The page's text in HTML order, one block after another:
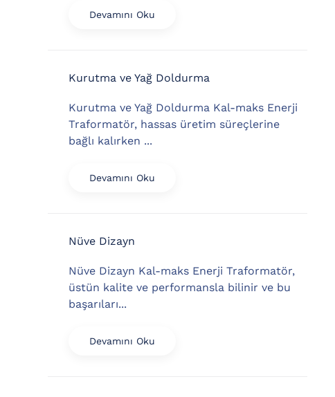
Devamını Oku
Kurutma ve Yağ Doldurma
Kurutma ve Yağ Doldurma Kal-maks Enerji
Traformatör, hassas üretim süreçlerine
bağlı kalırken ...
Devamını Oku
Nüve Dizayn
Nüve Dizayn Kal-maks Enerji Traformatör,
üstün kalite ve performansla bilinir ve bu
başarıları...
Devamını Oku